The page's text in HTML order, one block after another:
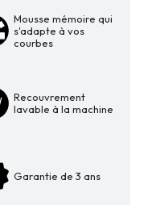
Mousse mémoire qui
s'adapte à vos
courbes
Recouvrement
lavable à la machine
Garantie de 3 ans